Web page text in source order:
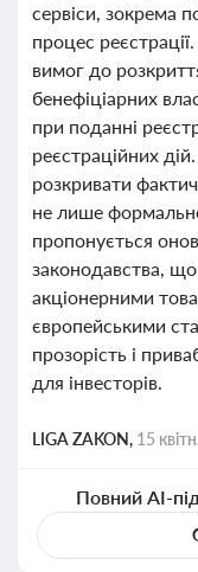
сервіси, зокрема
процес
вимог до
бенефіціарних
при поданні
реєстраційних
розкривати
не лише
пропонується
законодавства, що
акціонерними
європейськими
прозорість і
для інвесторів.
LIGA ZAKON, 15
Повний AI-